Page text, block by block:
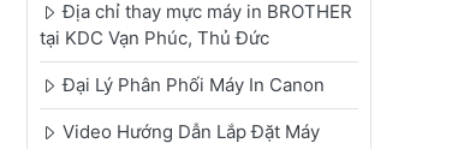
Địa chỉ thay mực máy in BROTHER
tại KDC Vạn Phúc, Thủ Đức
Đại Lý Phân Phối Máy In Canon
Video Hướng Dẫn Lắp Đặt Máy